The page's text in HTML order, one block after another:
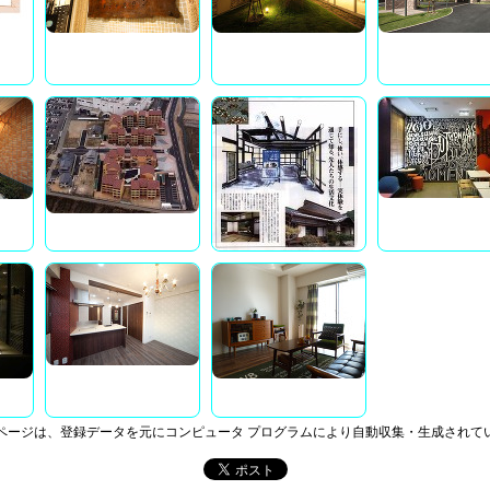
ジは、登録データを元にコンピュータ プログラムにより自動収集・生成されて